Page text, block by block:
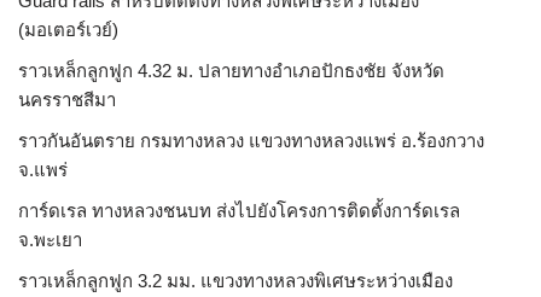
(มอเตอร์เวย์)
ราวเหล็กลูกฟูก 4.32 ม. ปลายทางอำเภอปักธงชัย จังหวัด
นครราชสีมา
ราวกันอันตราย กรมทางหลวง แขวงทางหลวงแพร่ อ.ร้องกวาง
จ.แพร่
การ์ดเรล ทางหลวงชนบท ส่งไปยังโครงการติดตั้งการ์ดเรล
จ.พะเยา
ราวเหล็กลูกฟูก 3.2 มม. แขวงทางหลวงพิเศษระหว่างเมือง